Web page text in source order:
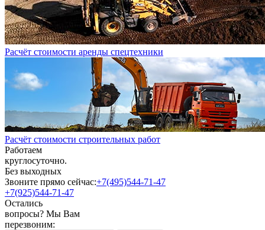
Расчёт стоимости аренды спецтехники
Расчёт стоимости строительных работ
Работаем
круглосуточно.
Без выходных
Звоните прямо сейчас:+7(495)544-71-47
+7(925)544-71-47
Остались
вопросы? Мы Вам
перезвоним: